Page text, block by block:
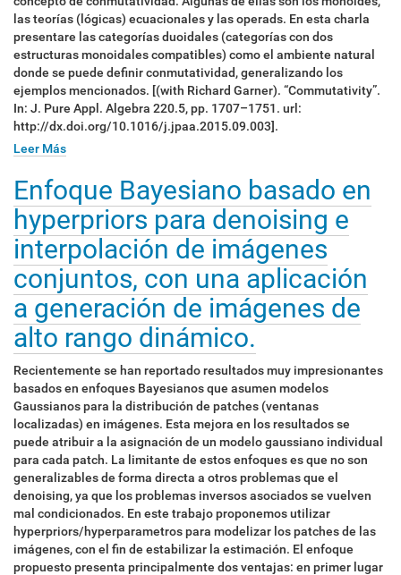
las teorías (lógicas) ecuacionales y las operads. En esta charla
presentare las categorías duoidales (categorías con dos
estructuras monoidales compatibles) como el ambiente natural
donde se puede definir conmutatividad, generalizando los
ejemplos mencionados. [(with Richard Garner). “Commutativity”.
In: J. Pure Appl. Algebra 220.5, pp. 1707–1751. url:
http://dx.doi.org/10.1016/j.jpaa.2015.09.003].
Leer Más
Enfoque Bayesiano basado en
hyperpriors para denoising e
interpolación de imágenes
conjuntos, con una aplicación
a generación de imágenes de
alto rango dinámico.
Recientemente se han reportado resultados muy impresionantes
basados en enfoques Bayesianos que asumen modelos
Gaussianos para la distribución de patches (ventanas
localizadas) en imágenes. Esta mejora en los resultados se
puede atribuir a la asignación de un modelo gaussiano individual
para cada patch. La limitante de estos enfoques es que no son
generalizables de forma directa a otros problemas que el
denoising, ya que los problemas inversos asociados se vuelven
mal condicionados. En este trabajo proponemos utilizar
hyperpriors/hyperparametros para modelizar los patches de las
imágenes, con el fin de estabilizar la estimación. El enfoque
propuesto presenta principalmente dos ventajas: en primer lugar